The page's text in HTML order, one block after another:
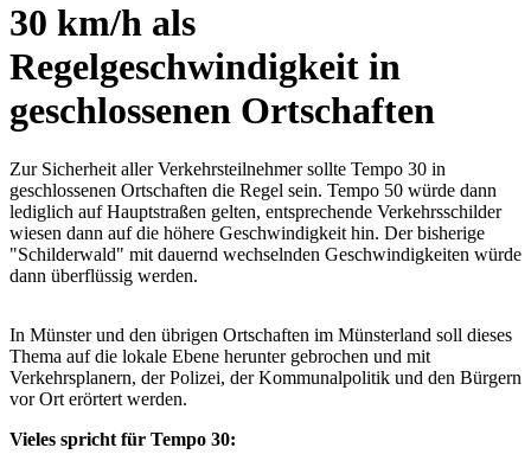
30 km/h als
Regelgeschwindigkeit in
geschlossenen Ortschaften
Zur Sicherheit aller Verkehrsteilnehmer sollte Tempo 30 in
geschlossenen Ortschaften die Regel sein. Tempo 50 würde dann
lediglich auf Hauptstraßen gelten, entsprechende Verkehrsschilder
wiesen dann auf die höhere Geschwindigkeit hin. Der bisherige
"Schilderwald" mit dauernd wechselnden Geschwindigkeiten würde
dann überflüssig werden.
In Münster und den übrigen Ortschaften im Münsterland soll dieses
Thema auf die lokale Ebene herunter gebrochen und mit
Verkehrsplanern, der Polizei, der Kommunalpolitik und den Bürgern
vor Ort erörtert werden.
Vieles spricht für Tempo 30: